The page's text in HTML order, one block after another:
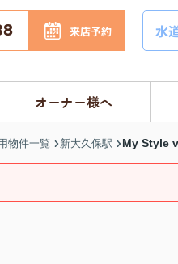
来店予約 水
オーナー様へ
物件一覧 新大久保駅 My Style